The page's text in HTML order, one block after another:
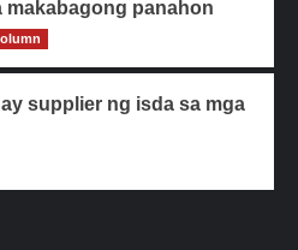
makabagong panahon
supplier ng isda sa mga